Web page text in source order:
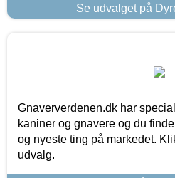
Se udvalget på
Gnaververdenen.dk har
kaniner og gnavere og du
og nyeste ting på markedet.
udvalg.